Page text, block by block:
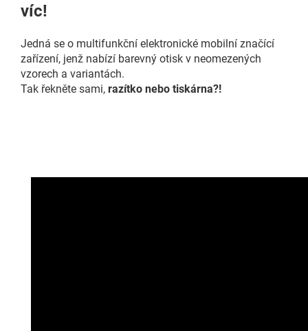
víc!
Jedná se o multifunkční elektronické mobilní značící
zařízení, jenž nabízí barevný otisk v neomezených
vzorech a variantách.
Tak řekněte sami, razítko nebo tiskárna?!